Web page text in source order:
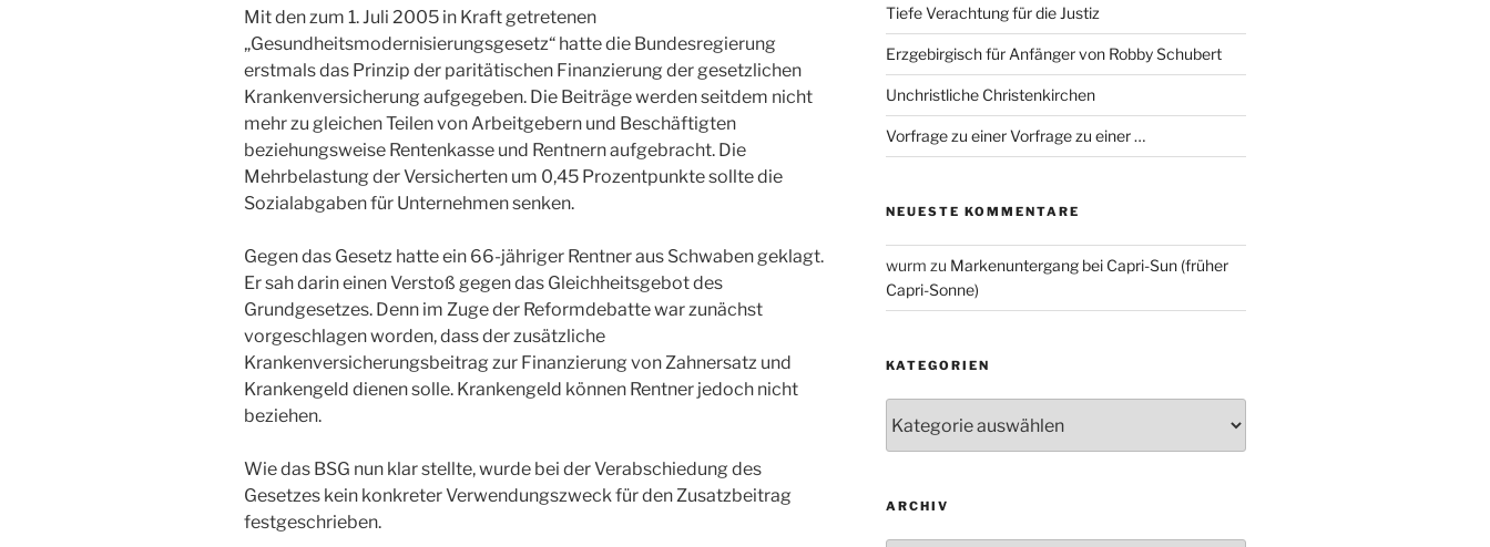
Mit den zum 1. Juli 2005 in Kraft getretenen
„Gesundheitsmodernisierungsgesetz“ hatte die Bundesregierung
erstmals das Prinzip der paritätischen Finanzierung der gesetzlichen
Krankenversicherung aufgegeben. Die Beiträge werden seitdem nicht
mehr zu gleichen Teilen von Arbeitgebern und Beschäftigten
beziehungsweise Rentenkasse und Rentnern aufgebracht. Die
Mehrbelastung der Versicherten um 0,45 Prozentpunkte sollte die
Sozialabgaben für Unternehmen senken.
Gegen das Gesetz hatte ein 66-jähriger Rentner aus Schwaben geklagt.
Er sah darin einen Verstoß gegen das Gleichheitsgebot des
Grundgesetzes. Denn im Zuge der Reformdebatte war zunächst
vorgeschlagen worden, dass der zusätzliche
Krankenversicherungsbeitrag zur Finanzierung von Zahnersatz und
Krankengeld dienen solle. Krankengeld können Rentner jedoch nicht
beziehen.
Wie das BSG nun klar stellte, wurde bei der Verabschiedung des
Gesetzes kein konkreter Verwendungszweck für den Zusatzbeitrag
festgeschrieben.
Tiefe Verachtung für die Justiz
Erzgebirgisch für Anfänger von Robby Schubert
Unchristliche Christenkirchen
Vorfrage zu einer Vorfrage zu einer …
NEUESTE KOMMENTARE
wurm zu Markenuntergang bei Capri-Sun (früher
Capri-Sonne)
KATEGORIEN
ARCHIV